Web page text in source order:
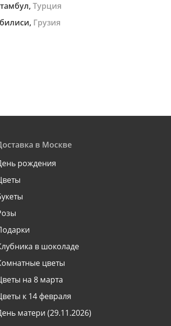
Турция
Грузия
в Москве
рождения
в шоколаде
цветы
на 8 марта
к 14 февраля
матери (29.11.2026)